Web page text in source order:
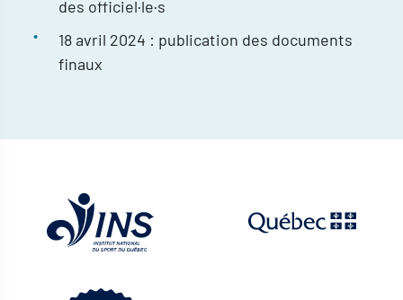
des officiel·le·s
18 avril 2024 : publication des documents
finaux